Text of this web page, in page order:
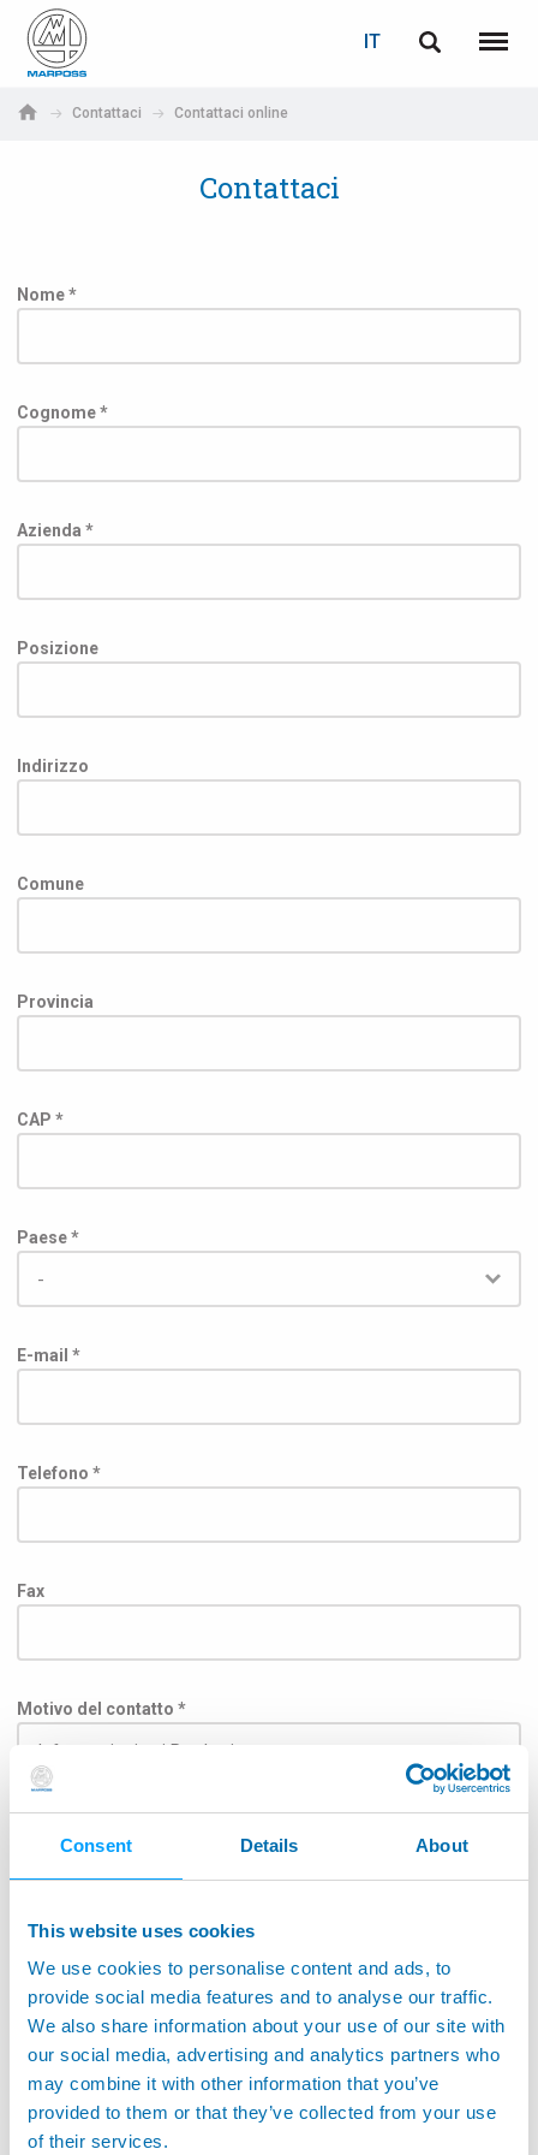
Consent Details About
This website uses cookies
We use cookies to personalise content and ads, to
provide social media features and to analyse our traffic.
We also share information about your use of our site with
our social media, advertising and analytics partners who
may combine it with other information that you’ve
provided to them or that they’ve collected from your use
of their services.
S.p.A.
IT
Menu
Contattaci Contattaci online
Contattaci
Nome *
Cognome *
Azienda *
Posizione
Indirizzo
Comune
Provincia
CAP *
Paese *
E-mail *
Telefono *
Fax
Motivo del contatto *
Per consentire la consegna del messaggio direttamente
all'ufficio competente seleziona il campo applicativo nella
Industria Aerospaziale
Applicazioni su macchina utensile
Deutsch
LOGIN